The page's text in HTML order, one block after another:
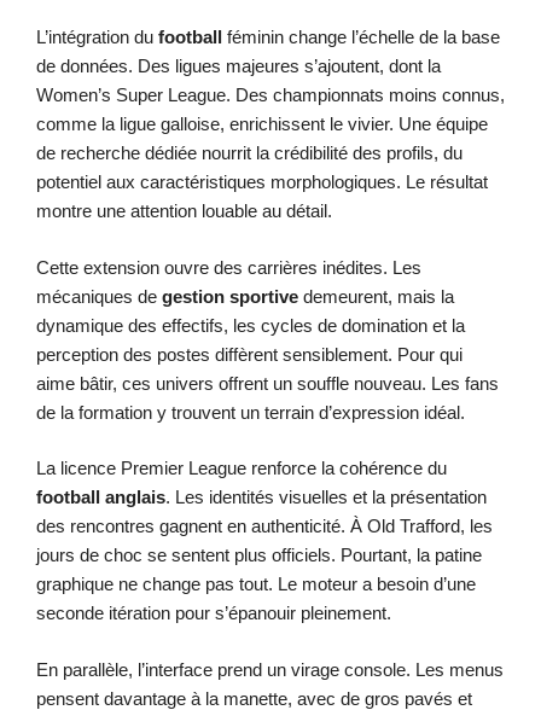
L’intégration du football féminin change l’échelle de la base
de données. Des ligues majeures s’ajoutent, dont la
Women’s Super League. Des championnats moins connus,
comme la ligue galloise, enrichissent le vivier. Une équipe
de recherche dédiée nourrit la crédibilité des profils, du
potentiel aux caractéristiques morphologiques. Le résultat
montre une attention louable au détail.
Cette extension ouvre des carrières inédites. Les
mécaniques de gestion sportive demeurent, mais la
dynamique des effectifs, les cycles de domination et la
perception des postes diffèrent sensiblement. Pour qui
aime bâtir, ces univers offrent un souffle nouveau. Les fans
de la formation y trouvent un terrain d’expression idéal.
La licence Premier League renforce la cohérence du
football anglais. Les identités visuelles et la présentation
des rencontres gagnent en authenticité. À Old Trafford, les
jours de choc se sentent plus officiels. Pourtant, la patine
graphique ne change pas tout. Le moteur a besoin d’une
seconde itération pour s’épanouir pleinement.
En parallèle, l’interface prend un virage console. Les menus
pensent davantage à la manette, avec de gros pavés et